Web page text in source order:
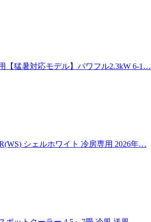
【猛暑対応モデル】パワフル2.3kW 6-1…
シェルホワイト 冷房専用 2026年…